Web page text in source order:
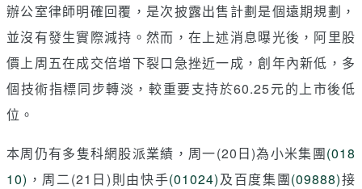
辦公室律師明確回覆，是次披露出售計劃是個遠期規劃，
並沒有發生實際減持。然而，在上述消息曝光後，阿里股
價上周五在成交倍增下裂口急挫近一成，創年內新低，多
個技術指標同步轉淡，較重要支持於60.25元的上市後低
位。
本周仍有多隻科網股派業績，周一(20日)為小米集團(018
10) ，周二(21日)則由快手(01024)及百度集團(09888)接